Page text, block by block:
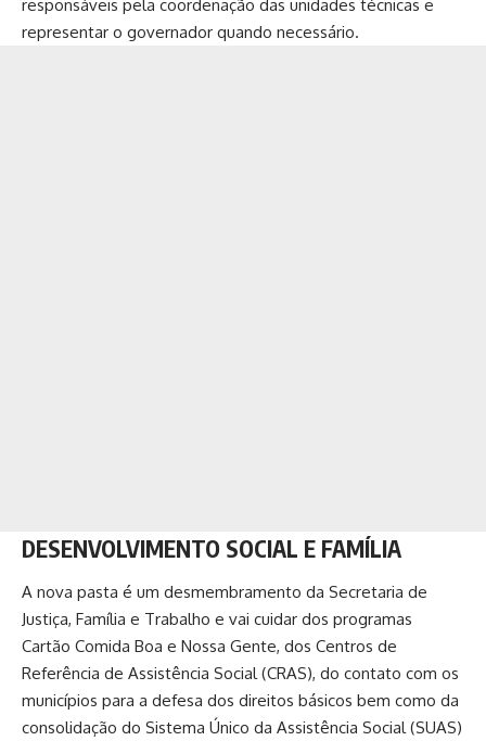
responsáveis pela coordenação das unidades técnicas e
representar o governador quando necessário.
DESENVOLVIMENTO SOCIAL E FAMÍLIA
A nova pasta é um desmembramento da Secretaria de
Justiça, Família e Trabalho e vai cuidar dos programas
Cartão Comida Boa e Nossa Gente, dos Centros de
Referência de Assistência Social (CRAS), do contato com os
municípios para a defesa dos direitos básicos bem como da
consolidação do Sistema Único da Assistência Social (SUAS)